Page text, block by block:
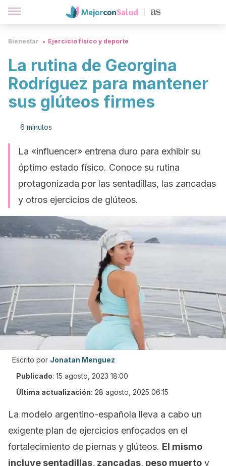
Bienestar Ejercicio físico y deporte
La rutina de Georgina
Rodríguez para mantener
sus glúteos firmes
6 minutos
La «influencer» entrena duro para exhibir su
óptimo estado físico. Conoce su rutina
protagonizada por las sentadillas, las zancadas
y otros ejercicios de glúteos.
Escrito por Jonatan Menguez
Publicado: 15 agosto, 2023 18:00
Última actualización: 28 agosto, 2025 06:15
La modelo argentino-española lleva a cabo un
exigente plan de ejercicios enfocados en el
fortalecimiento de piernas y glúteos. El mismo
incluye sentadillas, zancadas, peso muerto y